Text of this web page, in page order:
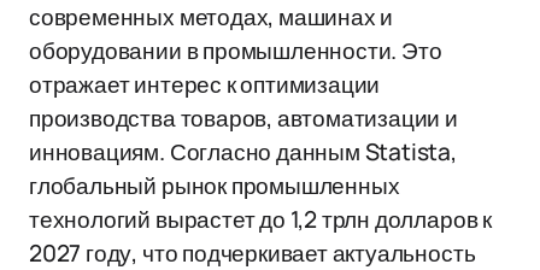
современных методах, машинах и
оборудовании в промышленности. Это
отражает интерес к оптимизации
производства товаров, автоматизации и
инновациям. Согласно данным Statista,
глобальный рынок промышленных
технологий вырастет до 1,2 трлн долларов к
2027 году, что подчеркивает актуальность